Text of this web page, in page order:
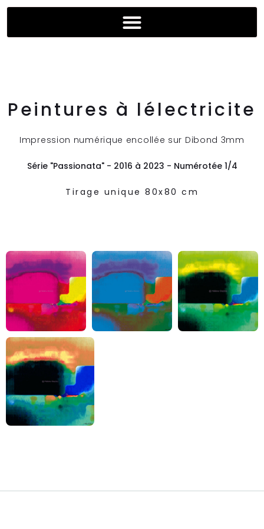
Peintures à lélectricite
Impression numérique encollée sur Dibond 3mm
Série "Passionata" - 2016 à 2023 - Numérotée 1/4
Tirage unique 80x80 cm